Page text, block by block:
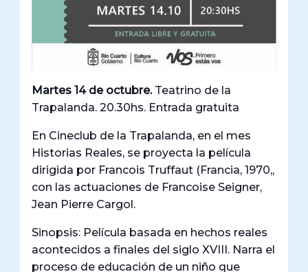
Martes 14 de octubre.Teatrino de la
Trapalanda. 20.30hs. Entrada gratuita
En Cineclub de la Trapalanda, en el mes
Historias Reales, se proyecta la película
dirigida por Francois Truffaut (Francia, 1970,,
con las actuaciones de Francoise Seigner,
Jean Pierre Cargol.
Sinopsis: Película basada en hechos reales
acontecidos a finales del siglo XVIII. Narra el
proceso de educación de un niño que